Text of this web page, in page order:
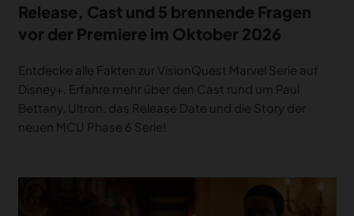
Release, Cast und 5 brennende Fragen
vor der Premiere im Oktober 2026
Entdecke alle Fakten zur VisionQuest Marvel Serie auf
Disney+. Erfahre mehr über den Cast rund um Paul
Bettany, Ultron, das Release Date und die Story der
neuen MCU Phase 6 Serie!